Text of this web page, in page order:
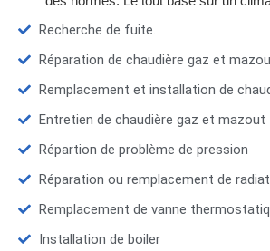
Recherche de fuite.
Réparation de chaudière gaz et
Remplacement et installation de
Entretien de chaudière gaz et mazout
Répartion de problème de pression
Réparation ou remplacement de
Remplacement de vanne
Installation de boiler